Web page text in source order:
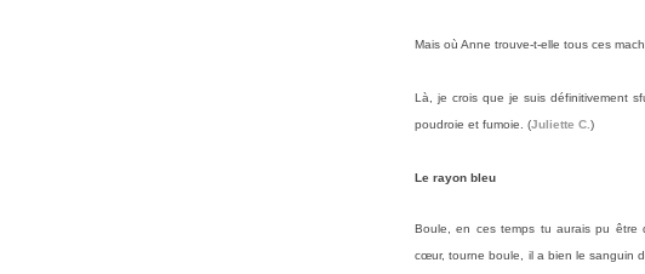
Mais où Anne trouve-t-elle tous ces
Là, je crois que je suis définitivement
poudroie et fumoie. (Juliette C.)
Le rayon bleu
Boule, en ces temps tu aurais pu
cœur, tourne boule, il a bien le sanguin